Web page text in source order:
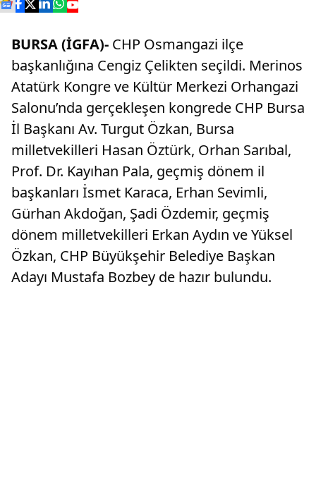
BURSA (İGFA)- CHP Osmangazi ilçe
başkanlığına Cengiz Çelikten seçildi. Merinos
Atatürk Kongre ve Kültür Merkezi Orhangazi
Salonu’nda gerçekleşen kongrede CHP Bursa
İl Başkanı Av. Turgut Özkan, Bursa
milletvekilleri Hasan Öztürk, Orhan Sarıbal,
Prof. Dr. Kayıhan Pala, geçmiş dönem il
başkanları İsmet Karaca, Erhan Sevimli,
Gürhan Akdoğan, Şadi Özdemir, geçmiş
dönem milletvekilleri Erkan Aydın ve Yüksel
Özkan, CHP Büyükşehir Belediye Başkan
Adayı Mustafa Bozbey de hazır bulundu.